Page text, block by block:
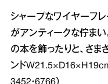
シャープなワイヤーフ
がアンティークな佇ま
の本を飾ったりと、さま
ンドW21.5×D16×H19cm
3452・6766）